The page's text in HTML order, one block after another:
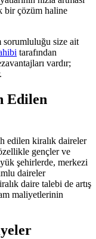
bir çözüm haline
sorumluluğu size ait
tarafından
vardır;
Edilen
edilen kiralık daireler
gençler ve
şehirlerde, merkezi
daireler
daire talebi de artış
maliyetlerinin